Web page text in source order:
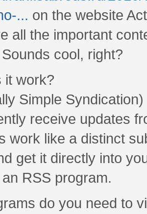
... on the website
all the important
cool, right?
it work?
Simple
receive updates
work like a distinct
get it directly into
RSS program.
do you need to